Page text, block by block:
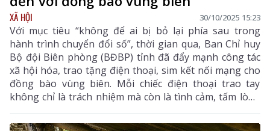
XÃ HỘI 30/10/2025 15:23
Với mục tiêu “không để ai bị bỏ lại phía sau trong
hành trình chuyển đổi số”, thời gian qua, Ban Chỉ huy
Bộ đội Biên phòng (BĐBP) tỉnh đã đẩy mạnh công tác
xã hội hóa, trao tặng điện thoại, sim kết nối mạng cho
đồng bào vùng biên. Mỗi chiếc điện thoại trao tay
không chỉ là trách nhiệm mà còn là tình cảm, tấm lòng
của những người lính biên phòng gửi tới bà con nơi
biên cương còn nhiều khó khăn.